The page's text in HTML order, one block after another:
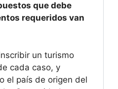
que debe
requeridos van
un turismo
cada caso, y
el país de origen del